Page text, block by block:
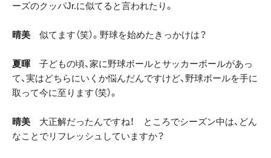
ーズのクッパJr.に似てると言われたり。
晴美 似てます（笑）。野球を始めたきっかけは？
夏暉 子どもの頃、家に野球ボールとサッカーボールがあっ
て、実はどちらにいくか悩んだんですけど、野球ボールを手に
取って今に至ります（笑）。
晴美 大正解だったんですね！ ところでシーズン中は、どん
なことでリフレッシュしていますか？